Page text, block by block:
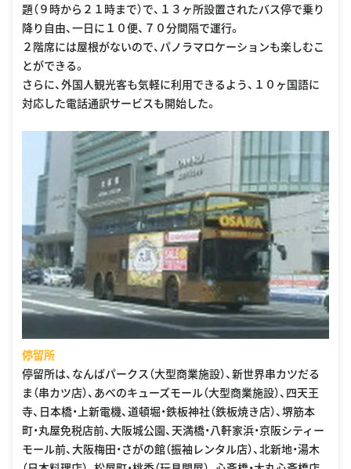
題（９時から２１時まで）で、１３ヶ所設置されたバス停で乗り
降り自由、一日に１０便、７０分間隔で運行。
２階席には屋根がないので、パノラマロケーションも楽しむこ
とができる。
さらに、外国人観光客も気軽に利用できるよう、１０ヶ国語に
対応した電話通訳サービスも開始した。
停留所
停留所は、なんばパークス（大型商業施設）、新世界串カツだる
ま（串カツ店）、あべのキューズモール（大型商業施設）、四天王
寺、日本橋・上新電機、道頓堀・鉄板神社（鉄板焼き店）、堺筋本
町・丸屋免税店前、大阪城公園、天満橋・八軒家浜・京阪シティー
モール前、大阪梅田・さがの館（振袖レンタル店）、北新地・湯木